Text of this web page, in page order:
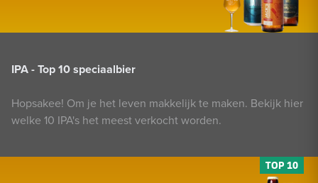
IPA - Top 10 speciaalbier
Hopsakee! Om je het leven makkelijk te maken. Bekijk hier
welke 10 IPA's het meest verkocht worden.